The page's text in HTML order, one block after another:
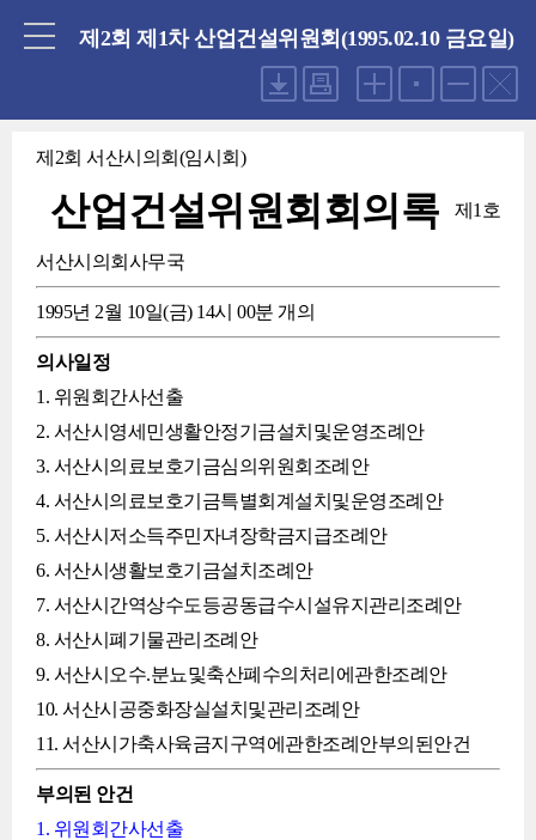
제2회 제1차 산업건설위원회(1995.02.10 금요일)
제2회 서산시의회(임시회)
산업건설위원회회의록 제1호
서산시의회사무국
1995년 2월 10일(금) 14시 00분 개의
의사일정
1. 위원회간사선출
2. 서산시영세민생활안정기금설치및운영조례안
3. 서산시의료보호기금심의위원회조례안
4. 서산시의료보호기금특별회계설치및운영조례안
5. 서산시저소득주민자녀장학금지급조례안
6. 서산시생활보호기금설치조례안
7. 서산시간역상수도등공동급수시설유지관리조례안
8. 서산시폐기물관리조례안
9. 서산시오수.분뇨및축산폐수의처리에관한조례안
10. 서산시공중화장실설치및관리조례안
11. 서산시가축사육금지구역에관한조례안부의된안건
부의된 안건
1. 위원회간사선출